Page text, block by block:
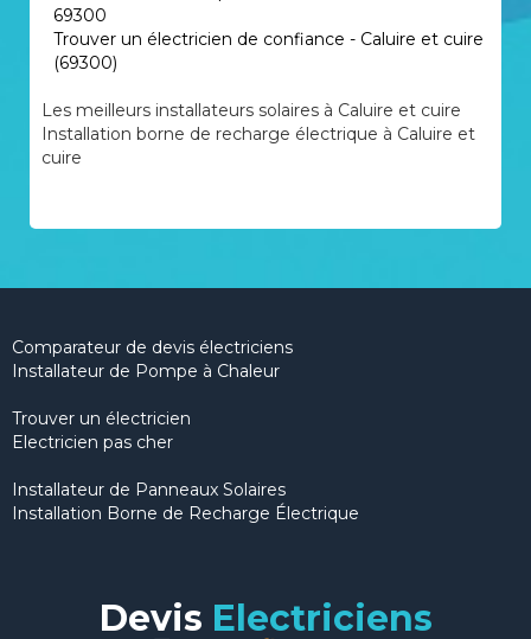
69300
Trouver un électricien de confiance - Caluire et cuire
(69300)
Les meilleurs installateurs solaires à Caluire et cuire
Installation borne de recharge électrique à Caluire et
cuire
Comparateur de devis électriciens
Installateur de Pompe à Chaleur
Trouver un électricien
Electricien pas cher
Installateur de Panneaux Solaires
Installation Borne de Recharge Électrique
Devis Electriciens